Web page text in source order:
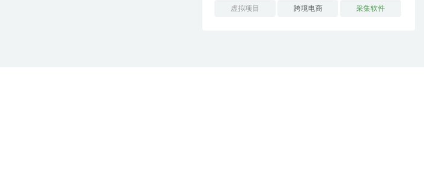
虚拟项目 跨境电商 采集软件